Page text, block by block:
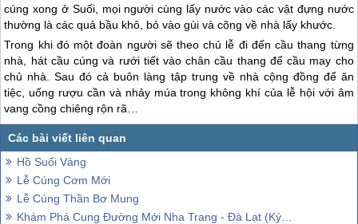
cúng xong ở Suối, mọi người cùng lấy nước vào các vật đựng nước
thường là các quả bầu khô, bỏ vào gùi và cõng về nhà lấy khước.
Trong khi đó một đoàn người sẽ theo chủ lễ đi đến cầu thang từng
nhà, hát cầu cúng và rưới tiết vào chân cầu thang để cầu may cho
chủ nhà. Sau đó cả buôn làng tập trung về nhà cộng đồng để ăn
tiệc, uống rượu cần và nhảy múa trong không khí của lễ hội với âm
vang cồng chiêng rộn rã…
Hồ Suối Vàng
Lễ Cúng Cơm Mới
Lễ Cúng Thần Bơ Mung
Khám Phá Cung Đường Mới Nha Trang - Đà Lạt (Ký Sự)